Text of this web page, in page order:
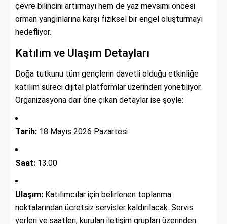
çevre bilincini artırmayı hem de yaz mevsimi öncesi
orman yangınlarına karşı fiziksel bir engel oluşturmayı
hedefliyor.
Katılım ve Ulaşım Detayları
Doğa tutkunu tüm gençlerin davetli olduğu etkinliğe
katılım süreci dijital platformlar üzerinden yönetiliyor.
Organizasyona dair öne çıkan detaylar ise şöyle:
Tarih: 18 Mayıs 2026 Pazartesi
Saat: 13.00
Ulaşım: Katılımcılar için belirlenen toplanma
noktalarından ücretsiz servisler kaldırılacak. Servis
yerleri ve saatleri, kurulan iletişim grupları üzerinden